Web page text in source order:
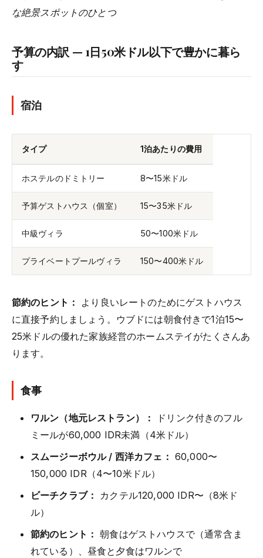
な絶景スポットのひとつ
予算の内訳 — 1日50米ドル以下で豊かに暮ら
す
宿泊
タイプ 1泊あたりの費用
ホステルのドミトリー 8〜15米ドル
予算ゲストハウス（個室） 15〜35米ドル
中級ヴィラ 50〜100米ドル
プライベートプールヴィラ 150〜400米ドル
節約のヒント：
より良いレートのためにゲストハウス
に直接予約しましょう。ウブドには朝食付きで1泊15〜
25米ドルの優れた家族経営のホームステイがたくさんあ
ります。
食事
ワルン（地元レストラン）：
ドリンク付きのフル
ミールが60,000 IDR未満（4米ドル）
スムージーボウル / 西洋カフェ： 60,000〜
150,000 IDR（4〜10米ドル）
ビーチクラブ：
カクテル120,000 IDR〜（8米ド
ル）
節約のヒント： 朝食はゲストハウスで（通常含ま
れている）、昼食と夕食はワルンで